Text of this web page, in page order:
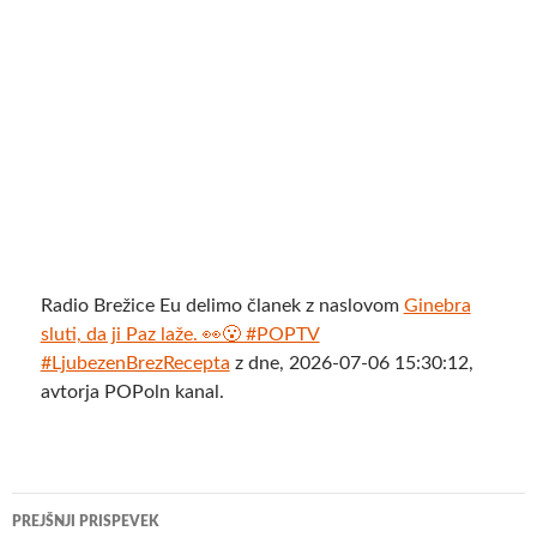
Radio Brežice Eu delimo članek z naslovom Ginebra
sluti, da ji Paz laže. 👀😮 #POPTV
#LjubezenBrezRecepta z dne, 2026-07-06 15:30:12,
avtorja POPoln kanal.
Krmarjenje
PREJŠNJI PRISPEVEK